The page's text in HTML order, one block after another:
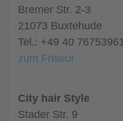
Bremer Str. 2-3
21073 Buxtehude
Tel.: +49 40
zum Friseur
City hair Style
Stader Str. 9